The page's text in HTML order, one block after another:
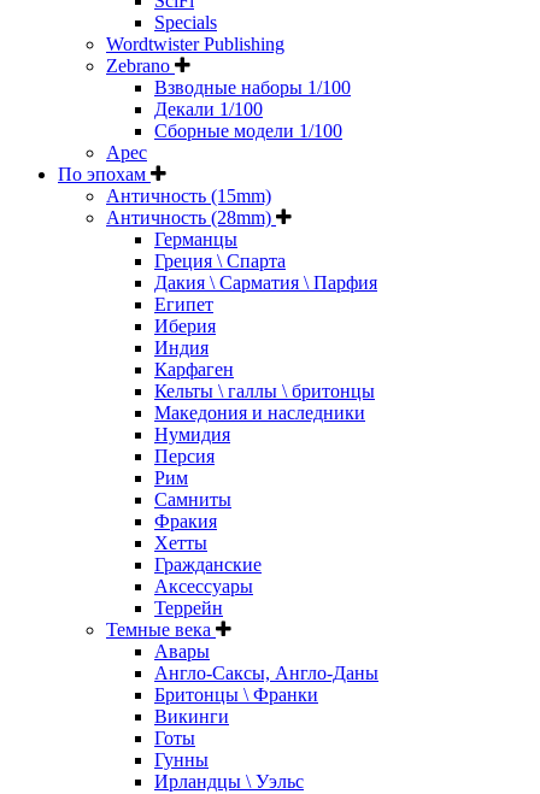
Specials
Wordtwister Publishing
Zebrano
Взводные наборы 1/100
Декали 1/100
Сборные модели 1/100
Арес
По эпохам
Античность (15mm)
Античность (28mm)
Германцы
Греция \ Спарта
Дакия \ Сарматия \ Парфия
Египет
Иберия
Индия
Карфаген
Кельты \ галлы \ бритонцы
Македония и наследники
Нумидия
Персия
Рим
Самниты
Фракия
Хетты
Гражданские
Аксессуары
Террейн
Темные века
Авары
Англо-Саксы, Англо-Даны
Бритонцы \ Франки
Викинги
Готы
Гунны
Ирландцы \ Уэльс